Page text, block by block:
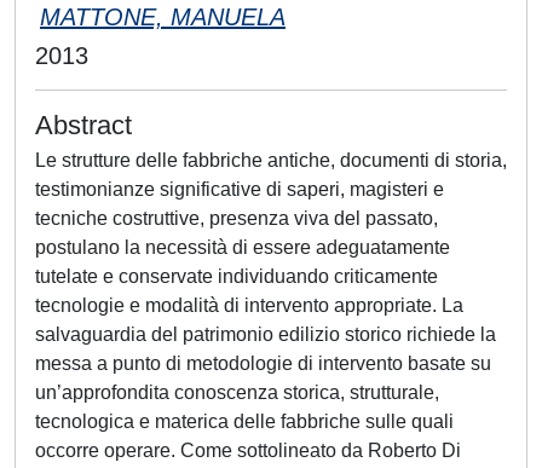
MATTONE, MANUELA
2013
Abstract
Le strutture delle fabbriche antiche, documenti di storia,
testimonianze significative di saperi, magisteri e
tecniche costruttive, presenza viva del passato,
postulano la necessità di essere adeguatamente
tutelate e conservate individuando criticamente
tecnologie e modalità di intervento appropriate. La
salvaguardia del patrimonio edilizio storico richiede la
messa a punto di metodologie di intervento basate su
un’approfondita conoscenza storica, strutturale,
tecnologica e materica delle fabbriche sulle quali
occorre operare. Come sottolineato da Roberto Di